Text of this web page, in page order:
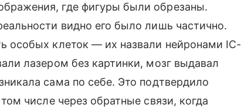
где фигуры были обрезаны.
видно его было лишь частично.
особых клеток — их назвали нейронами IC-
лазером без картинки, мозг выдавал
сама по себе. Это подтвердило
числе через обратные связи, когда